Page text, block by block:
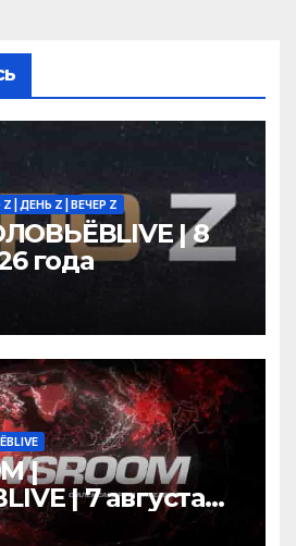
| ДЕНЬ Z | ВЕЧЕР Z
| 8
года
|
| 7 августа